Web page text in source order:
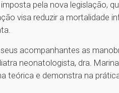
pela nova legislação,
visa reduzir a mortalidade
acompanhantes as
neonatologista, dra.
teórica e demonstra na